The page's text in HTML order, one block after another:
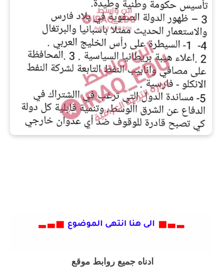
▂ ▃ ▅ الى هنا انتهى الموضوع ▅ ▃ ▂
ادناه جميع روابط موقع